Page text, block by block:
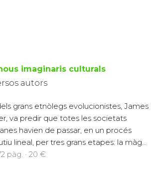
imaginaris culturals
autors
grans etnòlegs evolucionistes, James
va predir que totes les societats
havien de passar, en un procés
lineal, per tres grans etapes: la màg...
pàg. · 20 €